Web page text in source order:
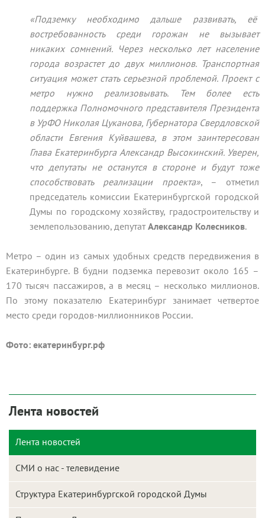
«Подземку необходимо дальше развивать, её
востребованность среди горожан не вызывает
никаких сомнений. Через несколько лет население
города возрастет до двух миллионов. Транспортная
ситуация может стать серьезной проблемой. Проект с
метро нужно реализовывать. Тем более есть
поддержка Полномочного представителя Президента
в УрФО Николая Цуканова, Губернатора Свердловской
области Евгения Куйвашева, в этом заинтересован
Глава Екатеринбурга Александр Высокинский. Уверен,
что депутаты не останутся в стороне и будут тоже
способствовать реализации проекта», – отметил
председатель комиссии Екатеринбургской городской
Думы по городскому хозяйству, градостроительству и
землепользованию, депутатАлександр Колесников.
Метро – один из самых удобных средств передвижения в
Екатеринбурге. В будни подземка перевозит около 165 –
170 тысяч пассажиров, а в месяц – несколько миллионов.
По этому показателю Екатеринбург занимает четвертое
место среди городов-миллионников России.
Фото: екатеринбург.рф
Лента новостей
Лента новостей
СМИ о нас - телевидение
Структура Екатеринбургской городской Думы